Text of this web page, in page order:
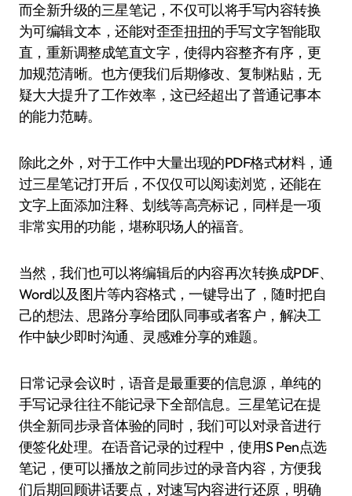
而全新升级的三星笔记，不仅可以将手写内容转换
为可编辑文本，还能对歪歪扭扭的手写文字智能取
直，重新调整成笔直文字，使得内容整齐有序，更
加规范清晰。也方便我们后期修改、复制粘贴，无
疑大大提升了工作效率，这已经超出了普通记事本
的能力范畴。
除此之外，对于工作中大量出现的PDF格式材料，通
过三星笔记打开后，不仅仅可以阅读浏览，还能在
文字上面添加注释、划线等高亮标记，同样是一项
非常实用的功能，堪称职场人的福音。
当然，我们也可以将编辑后的内容再次转换成PDF、
Word以及图片等内容格式，一键导出了，随时把自
己的想法、思路分享给团队同事或者客户，解决工
作中缺少即时沟通、灵感难分享的难题。
日常记录会议时，语音是最重要的信息源，单纯的
手写记录往往不能记录下全部信息。三星笔记在提
供全新同步录音体验的同时，我们可以对录音进行
便签化处理。在语音记录的过程中，使用S Pen点选
笔记，便可以播放之前同步过的录音内容，方便我
们后期回顾讲话要点，对速写内容进行还原，明确